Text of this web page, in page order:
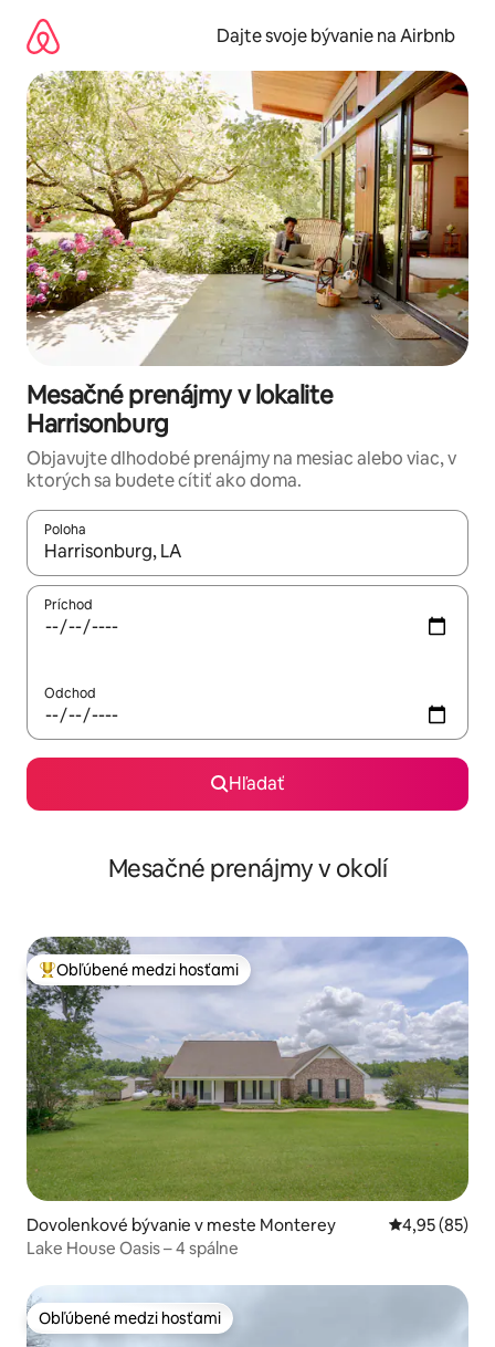
obsah.
Dajte svoje bývanie na Airbnb
Mesačné prenájmy v lokalite
Harrisonburg
Objavujte dlhodobé prenájmy na mesiac alebo viac, v
ktorých sa budete cítiť ako doma.
Poloha
Keď budú výsledky k dispozícii, môžete si ich prechádzať
Príchod
Odchod
Hľadať
Mesačné prenájmy v okolí
Najobľúbenejšie medzi hosťami
Obľúbené medzi hosťami
Dovolenkové bývanie v meste Monterey Priemerné
4,95 (85)
Lake House Oasis – 4 spálne
Obľúbené medzi hosťami
Obľúbené medzi hosťami